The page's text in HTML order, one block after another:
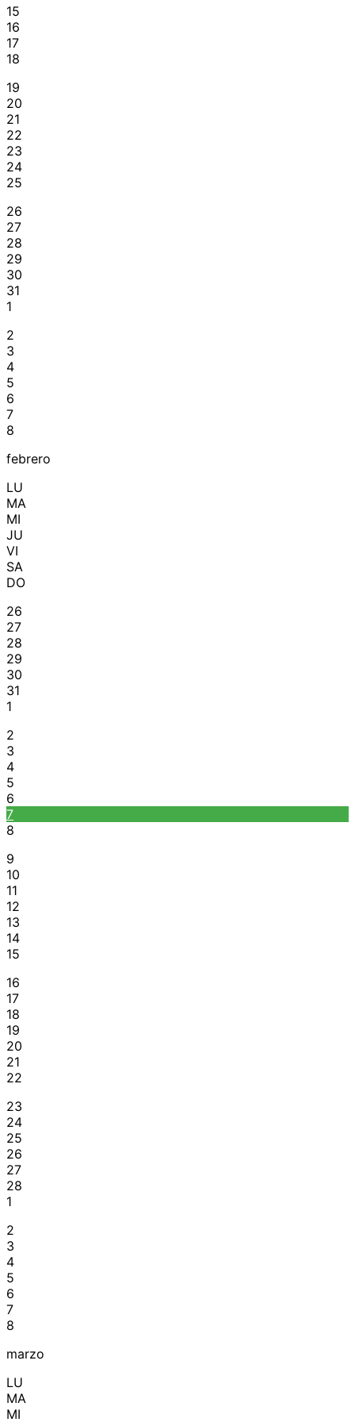
15
16
17
18
19
20
21
22
23
24
25
26
27
28
29
30
31
1
2
3
4
5
6
7
8
febrero
LU
MA
MI
JU
VI
SA
DO
26
27
28
29
30
31
1
2
3
4
5
6
7
8
9
10
11
12
13
14
15
16
17
18
19
20
21
22
23
24
25
26
27
28
1
2
3
4
5
6
7
8
marzo
LU
MA
MI